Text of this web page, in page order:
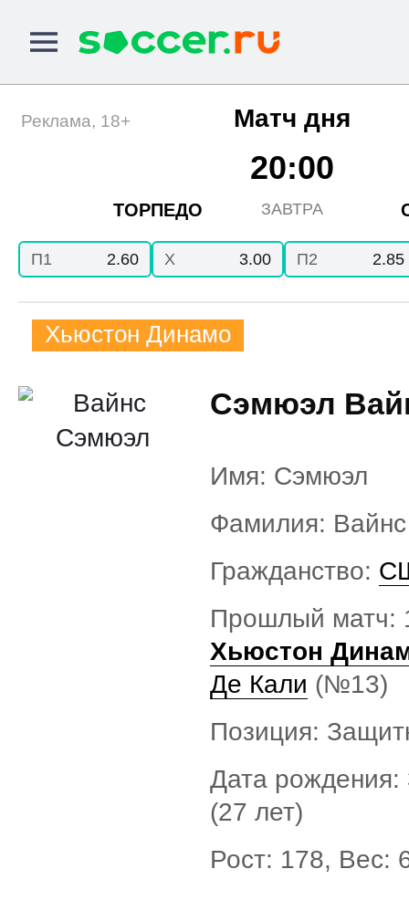
Матч дня
ТОРПЕДО
20:00
ЗАВТРА
Реклама, 18+
П1 2.60 X 3.00 П2 2.85
Хьюстон Динамо
Сэмюэл
Имя: Сэмюэл
Фамилия: Вайнс
Гражданство:
Прошлый матч:
Хьюстон
Де Кали (№13)
Позиция:
Дата рождения:
(27 лет)
Рост: 178, Вес: